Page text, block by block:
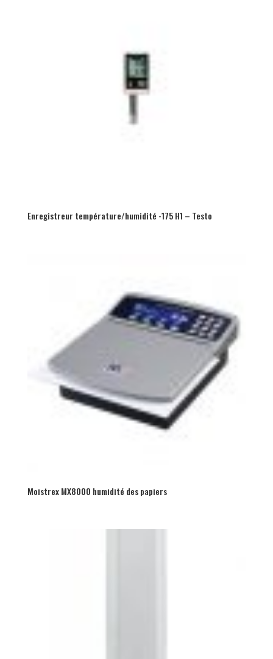
Enregistreur température/humidité -175 H1 – Testo
Moistrex MX8000 humidité des papiers